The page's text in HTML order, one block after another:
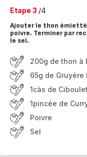
Etape 3 /4
Ajouter le thon
poivre. Terminer par
le sel.
200g de thon à
65g de Gruyère
1càs de
1pincée de
Poivre
Sel